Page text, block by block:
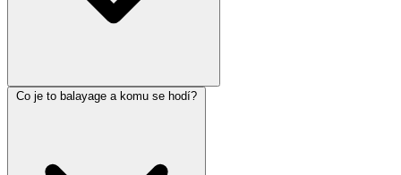
Co je to balayage a komu se hodí?